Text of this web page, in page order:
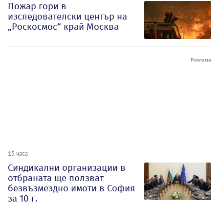
Пожар гори в
изследователски център на
„Роскосмос“ край Москва
15 часа
Синдикални организации в
отбраната ще ползват
безвъзмездно имоти в София
за 10 г.